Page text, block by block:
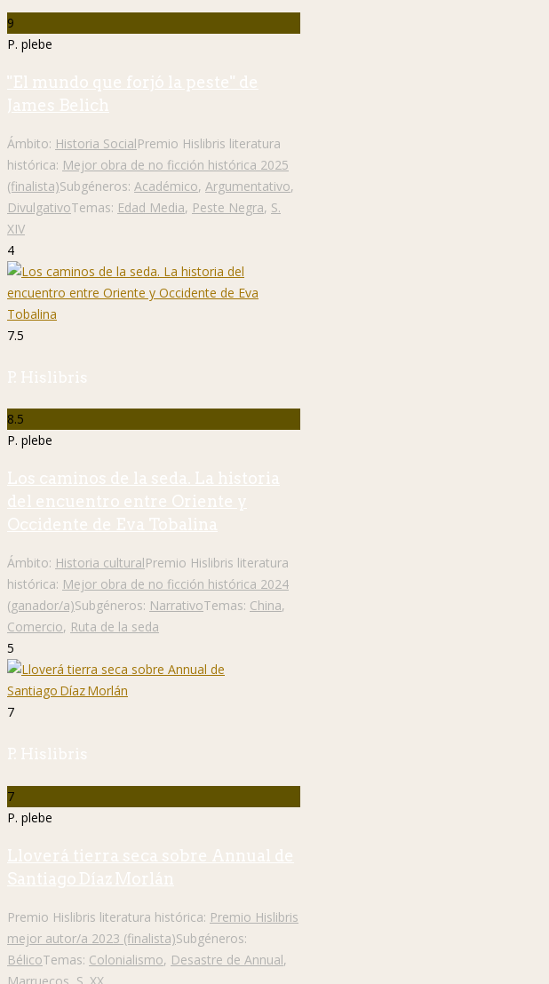
9
P. plebe
"El mundo que forjó la peste" de
James Belich
Ámbito: Historia SocialPremio Hislibris literatura
histórica: Mejor obra de no ficción histórica 2025
(finalista)Subgéneros: Académico, Argumentativo,
DivulgativoTemas: Edad Media, Peste Negra, S.
XIV
4
7.5
P. Hislibris
8.5
P. plebe
Los caminos de la seda. La historia
del encuentro entre Oriente y
Occidente de Eva Tobalina
Ámbito: Historia culturalPremio Hislibris literatura
histórica: Mejor obra de no ficción histórica 2024
(ganador/a)Subgéneros: NarrativoTemas: China,
Comercio, Ruta de la seda
5
7
P. Hislibris
7
P. plebe
Lloverá tierra seca sobre Annual de
Santiago Díaz Morlán
Premio Hislibris literatura histórica: Premio Hislibris
mejor autor/a 2023 (finalista)Subgéneros:
BélicoTemas: Colonialismo, Desastre de Annual,
Marruecos S. XX